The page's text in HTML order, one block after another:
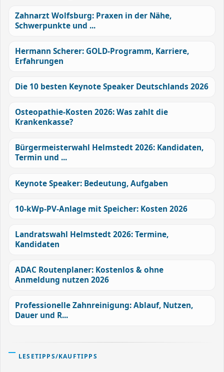
Zahnarzt Wolfsburg: Praxen in der Nähe,
Schwerpunkte und ...
Hermann Scherer: GOLD-Programm, Karriere,
Erfahrungen
Die 10 besten Keynote Speaker Deutschlands 2026
Osteopathie-Kosten 2026: Was zahlt die
Krankenkasse?
Bürgermeisterwahl Helmstedt 2026: Kandidaten,
Termin und ...
Keynote Speaker: Bedeutung, Aufgaben
10-kWp-PV-Anlage mit Speicher: Kosten 2026
Landratswahl Helmstedt 2026: Termine,
Kandidaten
ADAC Routenplaner: Kostenlos & ohne
Anmeldung nutzen 2026
Professionelle Zahnreinigung: Ablauf, Nutzen,
Dauer und R...
LESETIPPS/KAUFTIPPS